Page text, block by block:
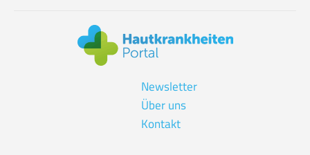
Newsletter
Über uns
Kontakt